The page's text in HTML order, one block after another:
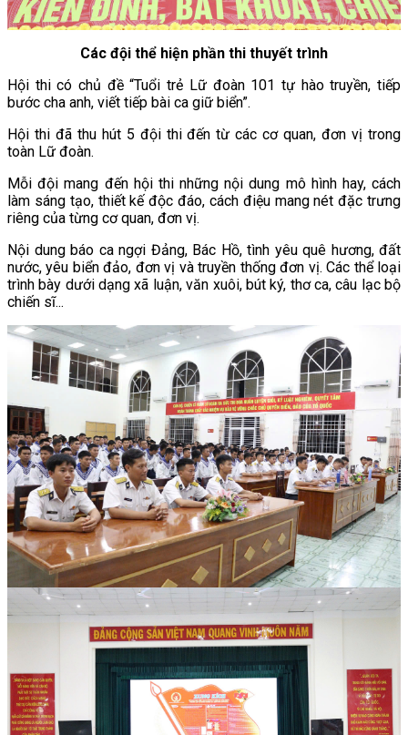
Các đội thể hiện phần thi thuyết trình
Hội thi có chủ đề “Tuổi trẻ Lữ đoàn 101 tự hào truyền, tiếp
bước cha anh, viết tiếp bài ca giữ biển”.
Hội thi đã thu hút 5 đội thi đến từ các cơ quan, đơn vị trong
toàn Lữ đoàn.
Mỗi đội mang đến hội thi những nội dung mô hình hay, cách
làm sáng tạo, thiết kế độc đáo, cách điệu mang nét đặc trưng
riêng của từng cơ quan, đơn vị.
Nội dung báo ca ngợi Đảng, Bác Hồ, tình yêu quê hương, đất
nước, yêu biển đảo, đơn vị và truyền thống đơn vị. Các thể loại
trình bày dưới dạng xã luận, văn xuôi, bút ký, thơ ca, câu lạc bộ
chiến sĩ...